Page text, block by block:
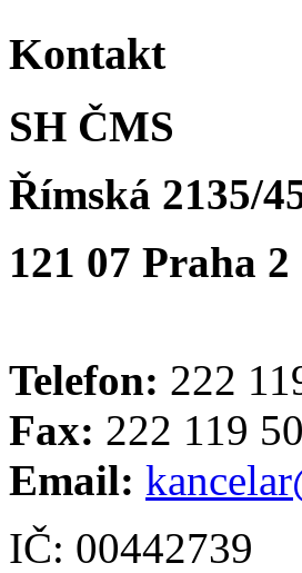
Kontakt
SH ČMS
Římská 2135/
121 07 Praha 2
Telefon: 222
Fax: 222 119
Email:
IČ: 00442739